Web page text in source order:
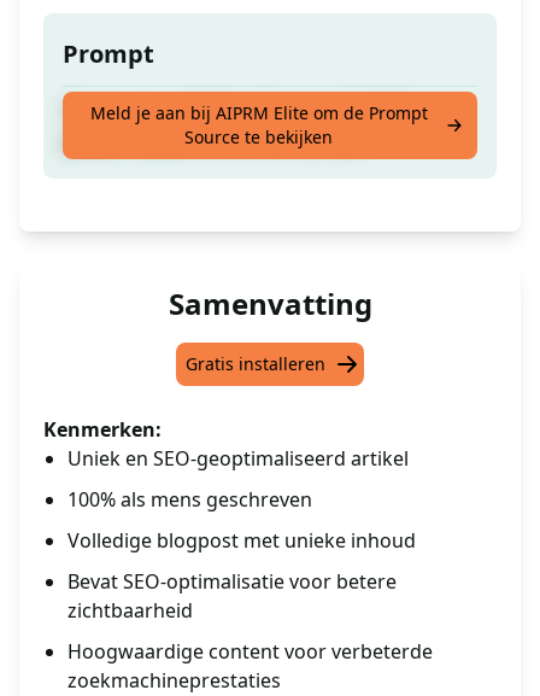
Prompt
Creëer een volledige blogpost die SEO
geoptimaliseerd en uniek zal zijn
Meld je aan bij AIPRM Elite om de Prompt
Source te bekijken
Samenvatting
Gratis installeren
Kenmerken:
Uniek en SEO-geoptimaliseerd artikel
100% als mens geschreven
Volledige blogpost met unieke inhoud
Bevat SEO-optimalisatie voor betere
zichtbaarheid
Hoogwaardige content voor verbeterde
zoekmachineprestaties